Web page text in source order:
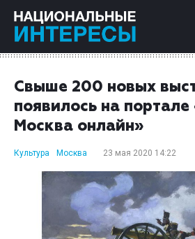
Свыше 200 новых
появилось на
Москва онлайн»
Культура Москва 23 мая 2020 14:22